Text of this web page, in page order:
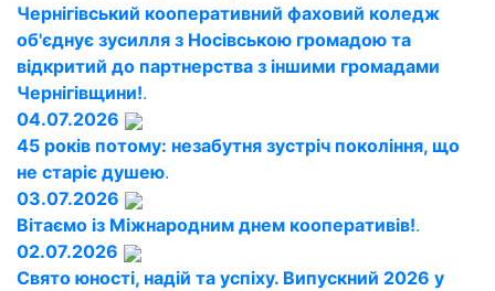
Чернігівський кооперативний фаховий коледж
об'єднує зусилля з Носівською громадою та
відкритий до партнерства з іншими громадами
Чернігівщини!.
04.07.2026
45 років потому: незабутня зустріч покоління, що
не старіє душею.
03.07.2026
Вітаємо із Міжнародним днем кооперативів!.
02.07.2026
Свято юності, надій та успіху. Випускний 2026 у